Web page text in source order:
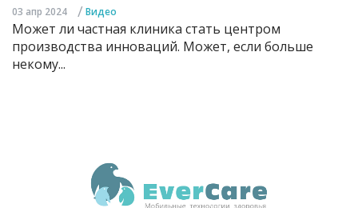
03 апр 2024 / Видео
Может ли частная клиника стать центром
производства инноваций. Может, если больше
некому...